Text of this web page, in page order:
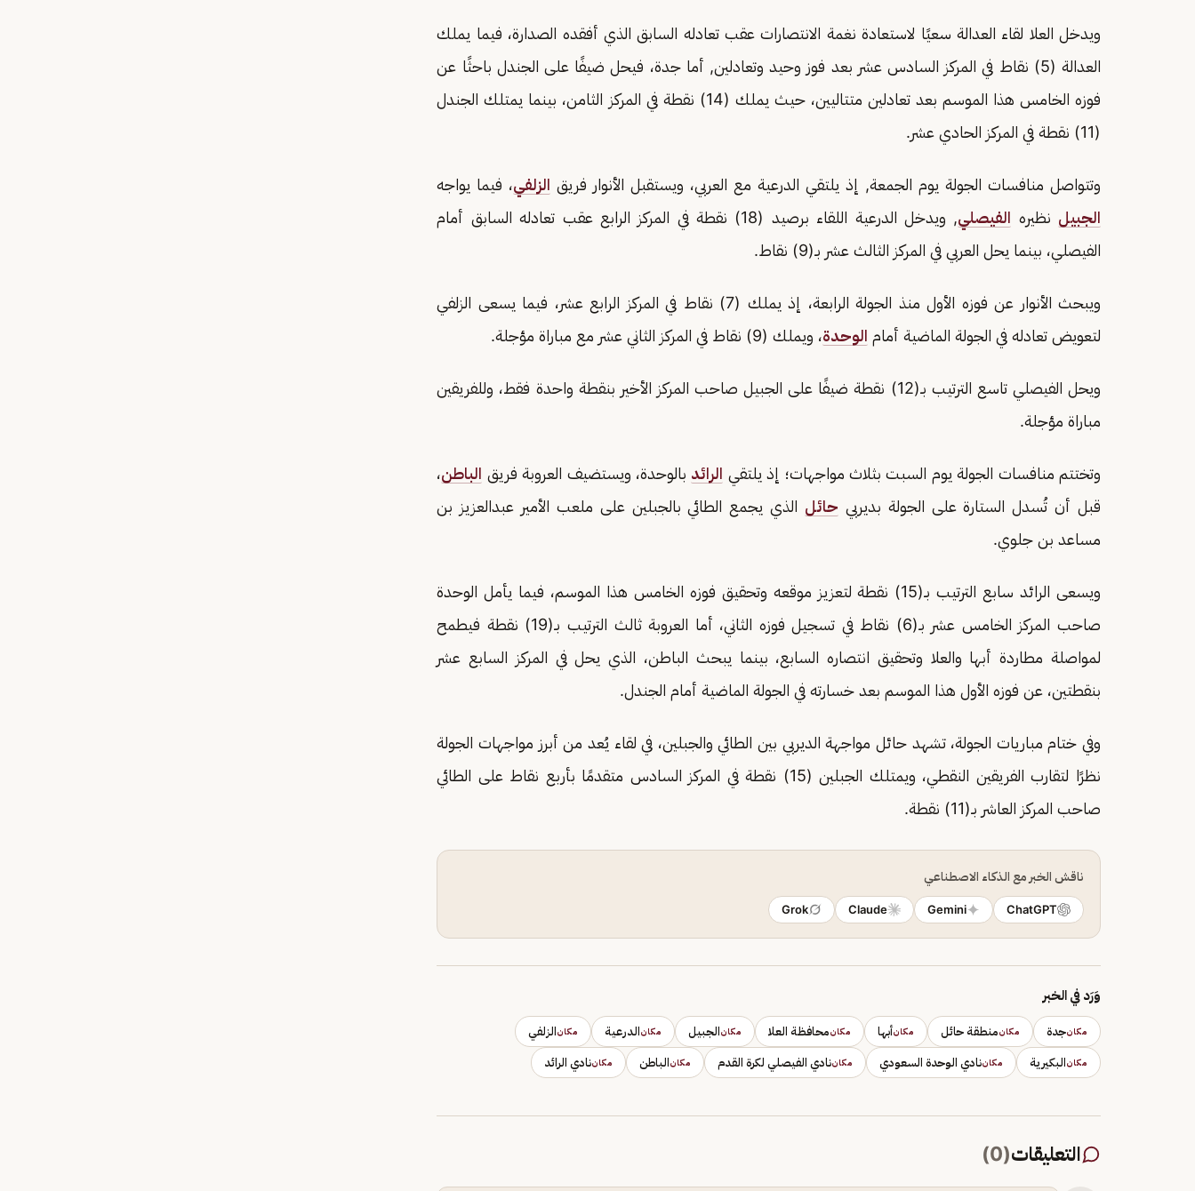
ويدخل العلا لقاء العدالة سعيًا لاستعادة نغمة الانتصارات عقب تعادله السابق الذي أفقده الصدارة، فيما يملك
العدالة (5) نقاط في المركز السادس عشر بعد فوز وحيد وتعادلين, أما جدة، فيحل ضيفًا على الجندل باحثًا عن
فوزه الخامس هذا الموسم بعد تعادلين متتاليين، حيث يملك (14) نقطة في المركز الثامن، بينما يمتلك الجندل
(11) نقطة في المركز الحادي عشر.
وتتواصل منافسات الجولة يوم الجمعة, إذ يلتقي الدرعية مع العربي، ويستقبل الأنوار فريق الزلفي، فيما يواجه
الجبيل نظيره الفيصلي
, ويدخل الدرعية اللقاء برصيد (18) نقطة في المركز الرابع عقب تعادله السابق أمام
الفيصلي، بينما يحل العربي في المركز الثالث عشر بـ(9) نقاط.
ويبحث الأنوار عن فوزه الأول منذ الجولة الرابعة، إذ يملك (7) نقاط في المركز الرابع عشر، فيما يسعى الزلفي
لتعويض تعادله في الجولة الماضية أمام الوحدة، ويملك (9) نقاط في المركز الثاني عشر مع مباراة مؤجلة.
ويحل الفيصلي تاسع الترتيب بـ(12) نقطة ضيفًا على الجبيل صاحب المركز الأخير بنقطة واحدة فقط، وللفريقين
مباراة مؤجلة.
وتختتم منافسات الجولة يوم السبت بثلاث مواجهات؛ إذ يلتقي الرائد بالوحدة، ويستضيف العروبة فريق الباطن،
قبل أن تُسدل الستارة على الجولة بديربي حائل الذي يجمع الطائي بالجبلين على ملعب الأمير عبدالعزيز بن
مساعد بن جلوي.
ويسعى الرائد سابع الترتيب بـ(15) نقطة لتعزيز موقعه وتحقيق فوزه الخامس هذا الموسم، فيما يأمل الوحدة
صاحب المركز الخامس عشر بـ(6) نقاط في تسجيل فوزه الثاني، أما العروبة ثالث الترتيب بـ(19) نقطة فيطمح
لمواصلة مطاردة أبها والعلا وتحقيق انتصاره السابع، بينما يبحث الباطن، الذي يحل في المركز السابع عشر
بنقطتين، عن فوزه الأول هذا الموسم بعد خسارته في الجولة الماضية أمام الجندل.
وفي ختام مباريات الجولة، تشهد حائل مواجهة الديربي بين الطائي والجبلين، في لقاء يُعد من أبرز مواجهات الجولة
نظرًا لتقارب الفريقين النقطي، ويمتلك الجبلين (15) نقطة في المركز السادس متقدمًا بأربع نقاط على الطائي
صاحب المركز العاشر بـ(11) نقطة.
ناقش الخبر مع الذكاء الاصطناعي
ChatGPT
Gemini
Claude
Grok
وَرَد في الخبر
مكانجدة مكانمنطقة حائل مكانأبها مكانمحافظة العلا مكانالجبيل مكانالدرعية مكانالزلفي
مكانالبكيرية مكاننادي الوحدة السعودي مكاننادي الفيصلي لكرة القدم مكانالباطن مكاننادي الرائد
التعليقات(
0
)